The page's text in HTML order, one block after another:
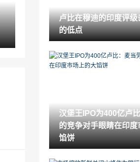
2021-11-18
油价高涨潜在的Brexit交
ecuts信号
IRCTC股票现在只有一个
2021-11-18
政府评价洋葱，西红柿的
制奶制品在本季下方销售西
卢比在穆迪的印度评级
的低点
汉堡王IPO为400亿卢
的竞争对手眼睛在印度
馅饼